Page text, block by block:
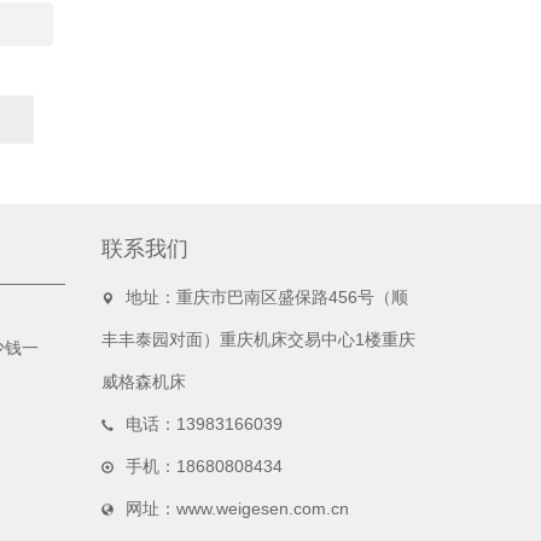
钱一
联系我们
地址：重庆市巴南区盛保路456号（顺
丰丰泰园对面）重庆机床交易中心1楼重庆
威格森机床
电话：13983166039
手机：18680808434
网址：www.weigesen.com.cn